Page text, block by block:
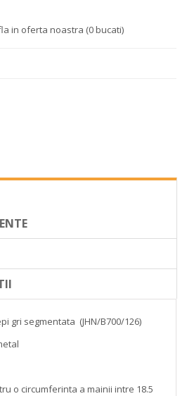
in oferta noastra (0 bucati)
gri segmentata (JHN/B700/126)
o circumferinta a mainii intre 18.5